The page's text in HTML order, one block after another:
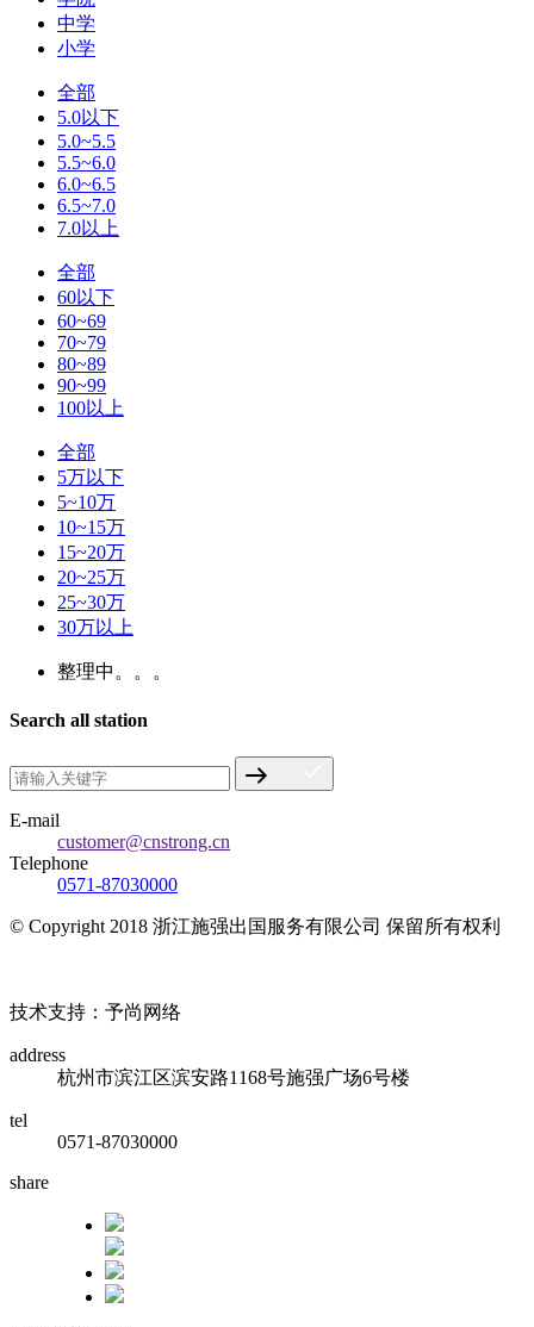
中学
小学
全部
5.0以下
5.0~5.5
5.5~6.0
6.0~6.5
6.5~7.0
7.0以上
全部
60以下
60~69
70~79
80~89
90~99
100以上
全部
5万以下
5~10万
10~15万
15~20万
20~25万
25~30万
30万以上
整理中。。。
Search all station
E-mail
customer@cnstrong.cn
Telephone
0571-87030000
© Copyright 2018 浙江施强出国服务有限公司 保留所有权利
技术支持：予尚网络
address
杭州市滨江区滨安路1168号施强广场6号楼
tel
0571-87030000
share